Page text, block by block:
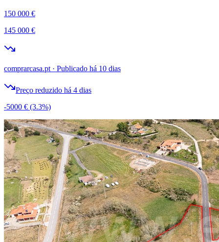
150 000 €
145 000 €
comprarcasa.pt · Publicado há 10 dias
Preço reduzido há 4 dias
-5000 € (3.3%)